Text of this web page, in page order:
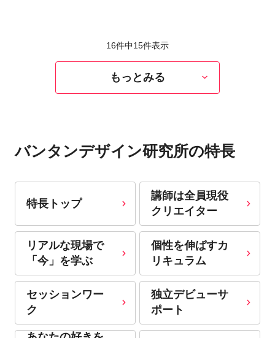
16件中15件表示
もっとみる
バンタンデザイン研究所の特長
特長トップ
講師は全員現役
クリエイター
リアルな現場で
「今」を学ぶ
個性を伸ばすカ
リキュラム
セッションワー
ク
独立デビューサ
ポート